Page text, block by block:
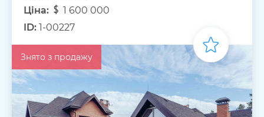
Ціна:
1 600 000
ID: 1-00227
Знято з продажу